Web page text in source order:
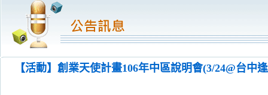
【活動】創業天使計畫106年中區說明會(3/24@台中